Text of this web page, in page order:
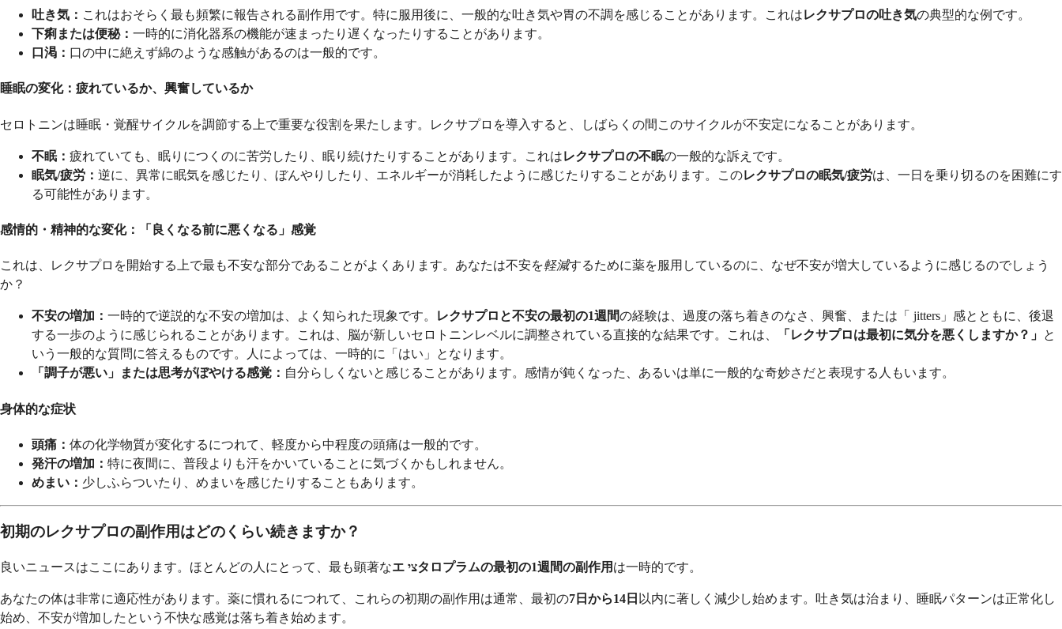
吐き気： これはおそらく最も頻繁に報告される副作用です。特に服用後に、一般的な吐き気や胃の不調を感じることがあります。これはレクサプロの吐き気の典型的な例です。
下痢または便秘： 一時的に消化器系の機能が速まったり遅くなったりすることがあります。
口渇： 口の中に絶えず綿のような感触があるのは一般的です。
睡眠の変化：疲れているか、興奮しているか
セロトニンは睡眠・覚醒サイクルを調節する上で重要な役割を果たします。レクサプロを導入すると、しばらくの間このサイクルが不安定になることがあります。
不眠： 疲れていても、眠りにつくのに苦労したり、眠り続けたりすることがあります。これはレクサプロの不眠の一般的な訴えです。
眠気/疲労： 逆に、異常に眠気を感じたり、ぼんやりしたり、エネルギーが消耗したように感じたりすることがあります。このレクサプロの眠気/疲労は、一日を乗り切るのを困難にす
る可能性があります。
感情的・精神的な変化：「良くなる前に悪くなる」感覚
これは、レクサプロを開始する上で最も不安な部分であることがよくあります。あなたは不安を軽減するために薬を服用しているのに、なぜ不安が増大しているように感じるのでしょう
か？
不安の増加： 一時的で逆説的な不安の増加は、よく知られた現象です。 レクサプロと不安の最初の1週間の経験は、過度の落ち着きのなさ、興奮、または「 jitters」感とともに、後退
する一歩のように感じられることがあります。これは、脳が新しいセロトニンレベルに調整されている直接的な結果です。これは、
「レクサプロは最初に気分を悪くしますか？」 と
いう一般的な質問に答えるものです。人によっては、一時的に「はい」となります。
「調子が悪い」または思考がぼやける感覚： 自分らしくないと感じることがあります。感情が鈍くなった、あるいは単に一般的な奇妙さだと表現する人もいます。
身体的な症状
頭痛： 体の化学物質が変化するにつれて、軽度から中程度の頭痛は一般的です。
発汗の増加： 特に夜間に、普段よりも汗をかいていることに気づくかもしれません。
めまい： 少しふらついたり、めまいを感じたりすることもあります。
初期のレクサプロの副作用はどのくらい続きますか？
良いニュースはここにあります。ほとんどの人にとって、最も顕著な エ ציタロプラムの最初の1週間の副作用 は一時的です。
あなたの体は非常に適応性があります。薬に慣れるにつれて、これらの初期の副作用は通常、最初の7日から14日 以内に著しく減少し始めます。吐き気は治まり、睡眠パターンは正常化し
始め、不安が増加したという不快な感覚は落ち着き始めます。